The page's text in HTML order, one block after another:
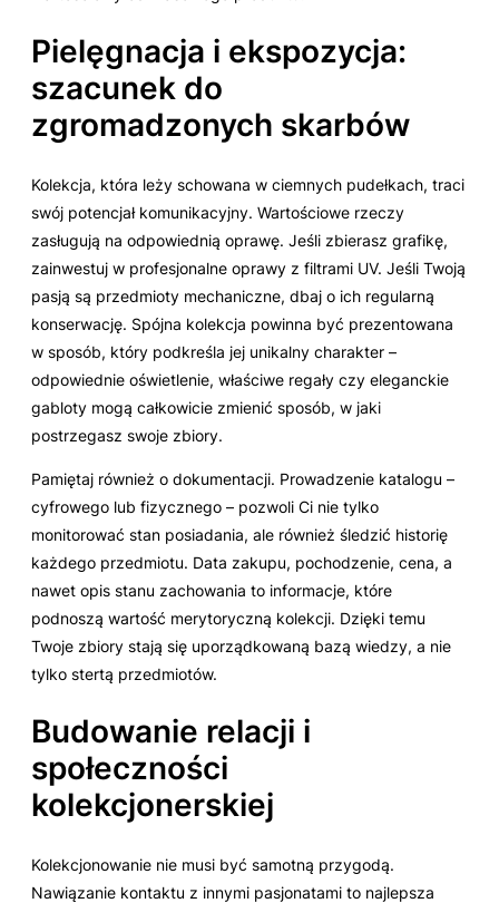
Pielęgnacja i ekspozycja:
szacunek do
zgromadzonych skarbów
Kolekcja, która leży schowana w ciemnych pudełkach, traci
swój potencjał komunikacyjny. Wartościowe rzeczy
zasługują na odpowiednią oprawę. Jeśli zbierasz grafikę,
zainwestuj w profesjonalne oprawy z filtrami UV. Jeśli Twoją
pasją są przedmioty mechaniczne, dbaj o ich regularną
konserwację. Spójna kolekcja powinna być prezentowana
w sposób, który podkreśla jej unikalny charakter –
odpowiednie oświetlenie, właściwe regały czy eleganckie
gabloty mogą całkowicie zmienić sposób, w jaki
postrzegasz swoje zbiory.
Pamiętaj również o dokumentacji. Prowadzenie katalogu –
cyfrowego lub fizycznego – pozwoli Ci nie tylko
monitorować stan posiadania, ale również śledzić historię
każdego przedmiotu. Data zakupu, pochodzenie, cena, a
nawet opis stanu zachowania to informacje, które
podnoszą wartość merytoryczną kolekcji. Dzięki temu
Twoje zbiory stają się uporządkowaną bazą wiedzy, a nie
tylko stertą przedmiotów.
Budowanie relacji i
społeczności
kolekcjonerskiej
Kolekcjonowanie nie musi być samotną przygodą.
Nawiązanie kontaktu z innymi pasjonatami to najlepsza